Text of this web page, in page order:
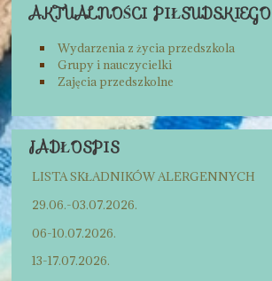
AKTUALNOŚCI PIŁSUDSKIEGO
Wydarzenia z życia przedszkola
Grupy i nauczycielki
Zajęcia przedszkolne
JADŁOSPIS
LISTA SKŁADNIKÓW ALERGENNYCH
29.06.-03.07.2026.
06-10.07.2026.
13-17.07.2026.